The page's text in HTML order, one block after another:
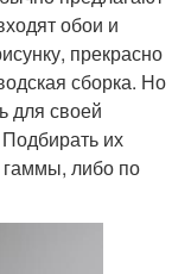
обои и
прекрасно
сборка. Но
для своей
их
гаммы, либо по